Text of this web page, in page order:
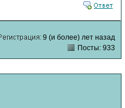
9 (и более) лет назад
Посты: 933